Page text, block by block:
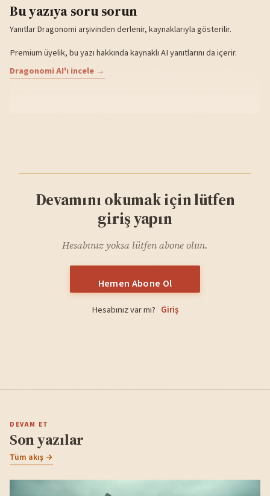
Bu yazıya soru sorun
Yanıtlar Dragonomi arşivinden derlenir, kaynaklarıyla gösterilir.
Premium üyelik, bu yazı hakkında kaynaklı AI yanıtlarını da içerir.
Dragonomi AI'ı incele →
Devamını okumak için lütfen
giriş yapın
Hesabınız yoksa lütfen abone olun.
Hemen Abone Ol
Hesabınız var mı? Giriş
DEVAM ET
Son yazılar
Tüm akış →